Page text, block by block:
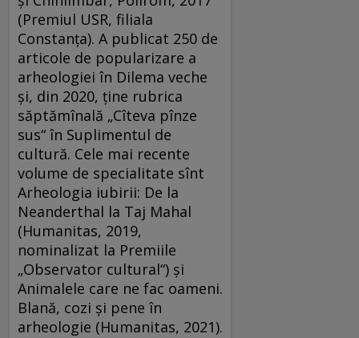
(Premiul USR, filiala
Constanța). A publicat 250 de
articole de popularizare a
arheologiei în Dilema veche
și, din 2020, ține rubrica
săptămînală „Cîteva pînze
sus“ în Suplimentul de
cultură. Cele mai recente
volume de specialitate sînt
Arheologia iubirii: De la
Neanderthal la Taj Mahal
(Humanitas, 2019,
nominalizat la Premiile
„Observator cultural“) și
Animalele care ne fac oameni.
Blană, cozi și pene în
arheologie (Humanitas, 2021).